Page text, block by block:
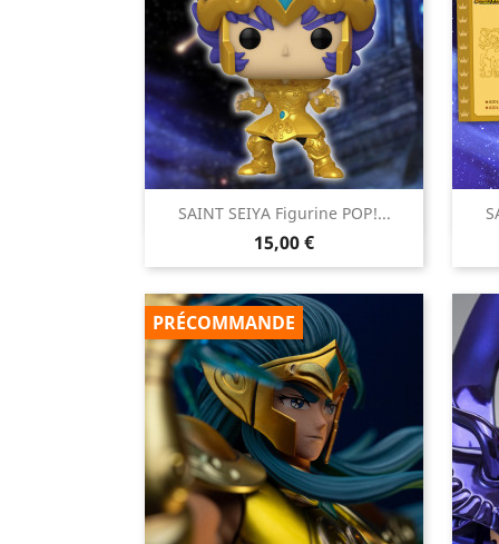
SAINT SEIYA Figurine POP!...
Prix
15,00 €
Aperçu rapide
PRÉCOMMANDE